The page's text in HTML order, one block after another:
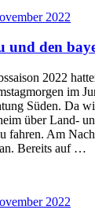
2022
und den
2022
im
Süden. Da
über Land-
fahren. Am
Bereits auf …
2022